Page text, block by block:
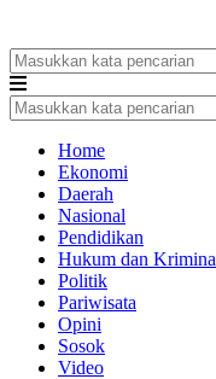
Home
Ekonomi
Daerah
Nasional
Pendidikan
Hukum dan
Politik
Pariwisata
Opini
Sosok
Video